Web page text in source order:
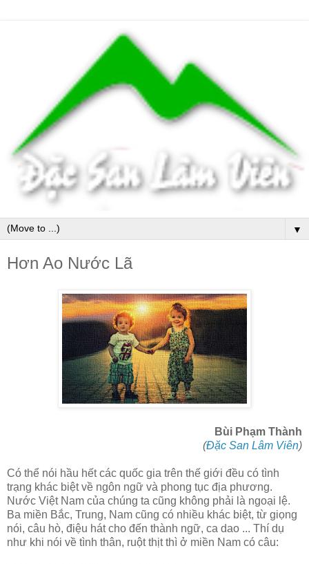
▼
Hơn Ao Nước Lã
Bùi Phạm Thành
(Đặc San Lâm Viên)
Có thể nói hầu hết các quốc gia trên thế giới đều có tình
trạng khác biệt về ngôn ngữ và phong tục địa phương.
Nước Việt Nam của chúng ta cũng không phải là ngoại lệ.
Ba miền Bắc, Trung, Nam cũng có nhiều khác biệt, từ giọng
nói, câu hò, điệu hát cho đến thành ngữ, ca dao ... Thí dụ
như khi nói về tình thân, ruột thịt thì ở miền Nam có câu: